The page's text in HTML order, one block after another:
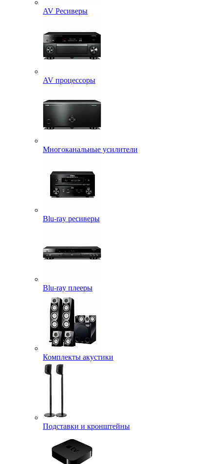
AV Ресиверы
AV процессоры
Многоканальные усилители
Blu-ray ресиверы
Blu-ray плееры
Комплекты акустики
Подставки и кронштейны